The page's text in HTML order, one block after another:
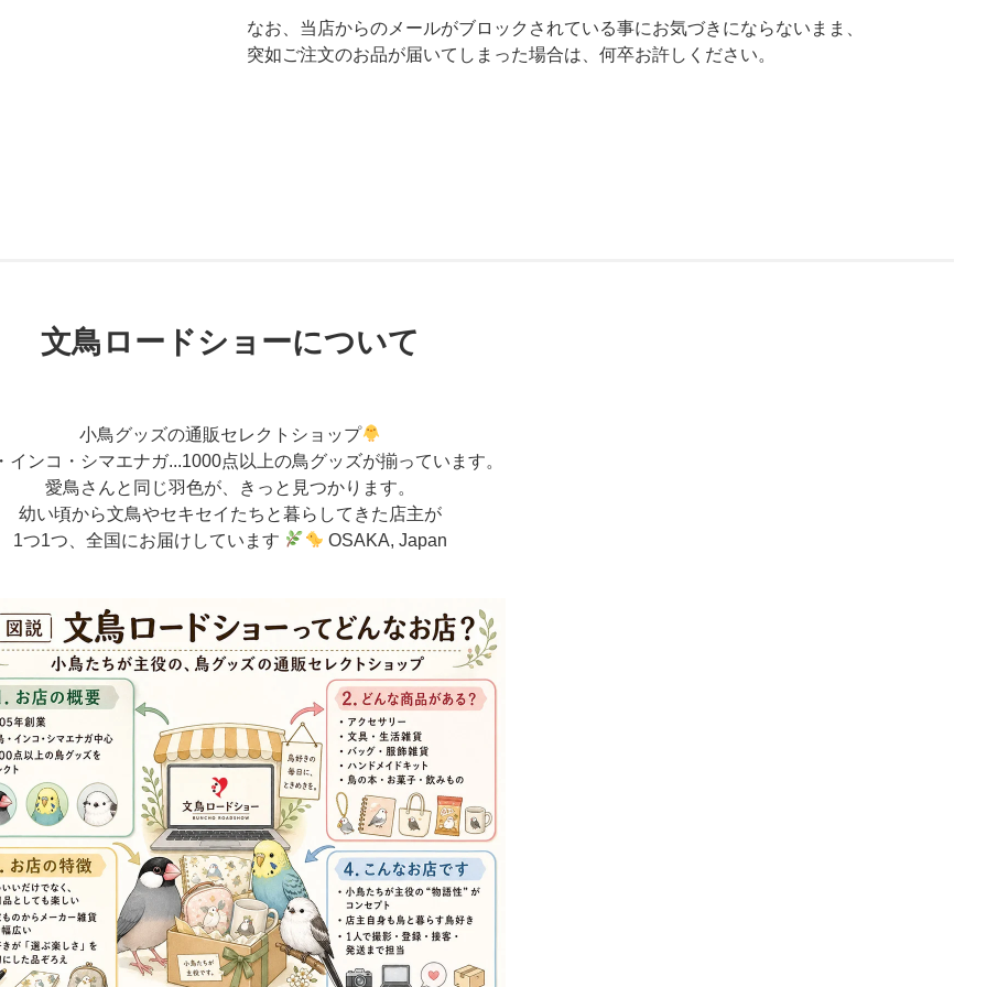
なお、当店からのメールがブロックされている事にお気づきにならないまま、
突如ご注文のお品が届いてしまった場合は、何卒お許しください。
文鳥ロードショーについて
小鳥グッズの通販セレクトショップ
インコ・シマエナガ...1000点以上の鳥グッズが揃っています。
愛鳥さんと同じ羽色が、きっと見つかります。
幼い頃から文鳥やセキセイたちと暮らしてきた店主が
1つ1つ、全国にお届けしています
OSAKA, Japan